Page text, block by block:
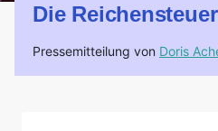
Die
Pressemitteilung von Doris